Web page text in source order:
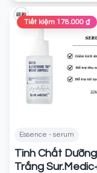
Tiết kiệm 178.000 ₫
Essence - serum
Tinh Chất Dưỡng
Trắng